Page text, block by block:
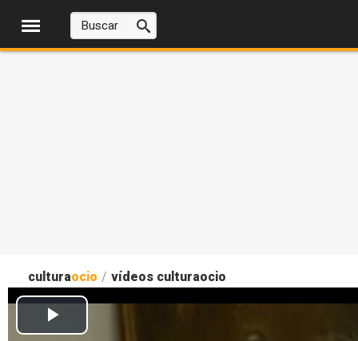
culturaocio / vídeos culturaocio